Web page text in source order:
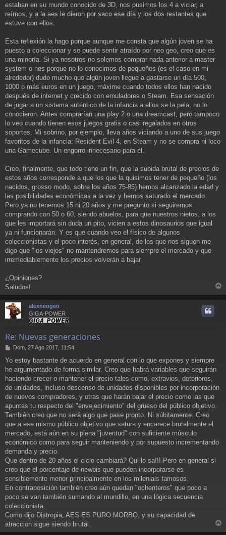
estaban en su mundo conocido de 3D, nos pusimos los 4 a viciar, a
reírnos, y a la aes le dieron por saco ese día y los dos restantes que
estuve con ellos.
Esta reflexión la hago porque aunque me consta que algún joven se ha
puesto a coleccionar y se puede sentir atraído por neo geo, creo que es
una minoría. Si ya nosotros no solemos comprar nada anterior a master
system o nes porque no lo conocimos de pequeños (es el caso en mi
alrededor) dudo mucho que algún joven llegue a gastarse un día 500,
1000 o más euros en un juego, máxime cuando todos ellos han nacido
después de internet y crecido con emuladores o Steam. Esa sensación
de jugar a un sistema auténtico de la infancia a ellos se la pela, no lo
conocieron. Antes comprarían una play 2 o una dreamcast, pero tampoco
lo veo cuando tienen esos juegos gratis o casi regalados en otros
soportes. Mi sobrino, por ejemplo, lleva años viciando a uno de sus juego
favoritos de la infancia: Resident Evil 4, en Steam y no se compra ni loco
una Gamecube. Un engorro innecesario para él.
Creo, finalmente, que todo tiene un fin, que la subida brutal de precios de
estos años corresponde a que los que la quisimos tener de pequeño (los
nacidos, grosso modo, sobre los años 75-85) hemos alcanzado la edad y
las posibilidades económicas a la vez y hemos saturado el mercado.
Pero ya no tenemos 15 ni 20 años y me pregunto si seguiremos
comprando con 50 o 60, siendo abuelos, para que nuestros nietos, a los
que les importará sin duda un pito, vicien a estos dinosaurios que igual
ya ni funcionarán. Y es que cuando veo el físico de algunos
coleccionistas y el poco interés, en general, de los que nos siguen me
digo que "los viejos" no mantendremos para siempre el mercado y que
irremediablemente los precios volverán a bajar.
¿Opiniones?
Saludos!
r
alexneogeo
GIGA-POWER
Re: Nuevas generaciones
M
n
s
a
Dom, 27 Ago 2017, 11:54
Yo estoy bastante de acuerdo en general con lo que expones y siempre
he argumentado de forma similar. Creo que habrá variables que seguirán
haciendo crecer o mantener el precio tales como, extravios, deterioros,
de unidades, incluso descenso de unidades disponibles por incorporación
de nuevos compradores, y otras que harán bajar el precio como las que
apuntas tu respecto del "envejecimiento" del grueso del público objetivo.
También creo que no será algo que pase pronto. Ni súbitamente. Creo
que a ese mismo público objetivo que satura y encarece brutalmente el
mercado, está aún en su plena "juventud" con suficiente músculo
económico como para seguir manteniendo y por supuesto incrementando
demanda y precio.
Que dentro de 20 años el ciclo cambiará? Qui lo sa!!! Pero en general si
creo que el porcentaje de newbis que pueden incorporarse es
sensiblemente menor principalmente en los milenials famosos.
En contraposición también creo aún quedan "ochenteros" que poco a
poco se van también sumando al mundillo, en una lógica secuencia
coleccionista.
Como dijo Distropia, AES ES PURO MORBO, y su capacidad de
atraccion sigue siendo brutal.
r